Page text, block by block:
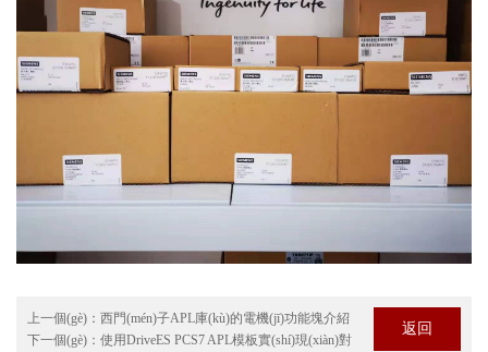
上一個(gè)： 西門(mén)子APL庫(kù)的電機(jī)功能塊介紹
下一個(gè)： 使用DriveES PCS7 APL模板實(shí)現(xiàn)對
返回